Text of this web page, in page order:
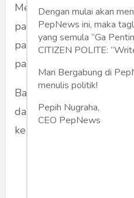
Memang benar
partai. Tapi semua
pandangannya, tak
partainya.
Batas kerja seorang
dan undang-undang
kehendak partainya.
Dengan mulai akan
PepNews ini, maka
yang semula “Ga
CITIZEN POLITE:
Mari Bergabung di
menulis politik!
Pepih Nugraha,
CEO PepNews